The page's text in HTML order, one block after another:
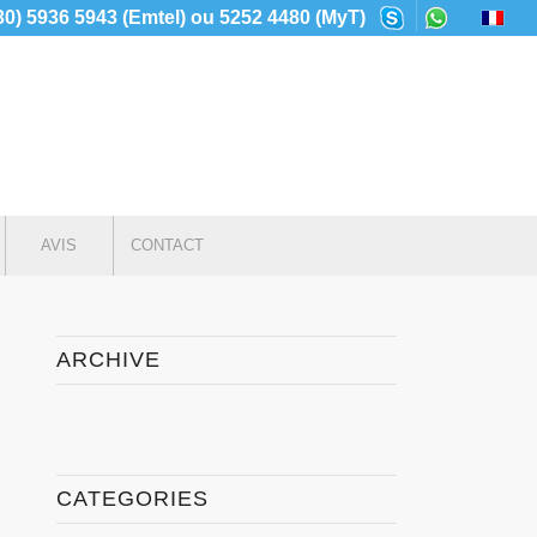
5936 5943 (Emtel) ou 5252 4480 (MyT)
AVIS CONTACT
ARCHIVE
CATEGORIES